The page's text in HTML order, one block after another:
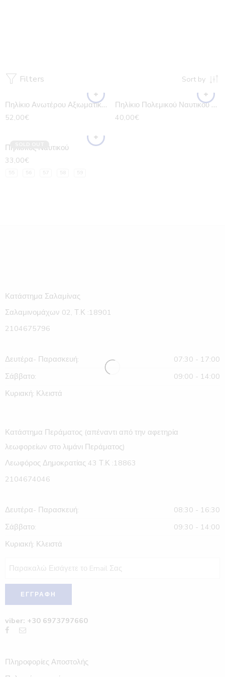
Filters Sort by
Πηλίκιο Ανωτέρου Αξιωματικού ΠΝ
52,00€
Πηλίκιο Πολεμικού Ναυτικού Υπαξιωματικού και Αξιωματικού
40,00€
Πηλίσκος Ναυτικού
33,00€
Κατάστημα Σαλαμίνας
Σαλαμινομάχων 02, Τ.Κ :18901
2104675796
Δευτέρα- Παρασκευή:
07:30 - 17:00
Σάββατο:
09:00 - 14:00
Κυριακή: Κλειστά
Κατάστημα Περάματος (απέναντι από την αφετηρία
λεωφορείων στο λιμάνι Περάματος)
Λεωφόρος Δημοκρατίας 43 Τ.Κ :18863
2104674046
Δευτέρα- Παρασκευή:
08:30 - 16:30
Σάββατο:
09:30 - 14:00
Κυριακή: Κλειστά
viber: +30 6973797660
Πληροφορίες Αποστολής